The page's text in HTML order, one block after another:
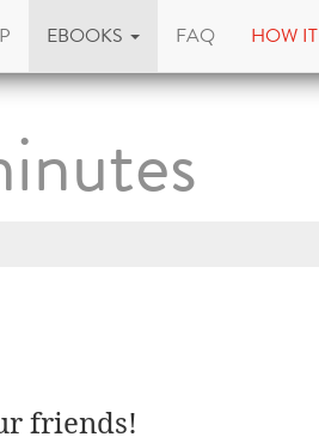
EBOOKS FAQ HOW
friends!